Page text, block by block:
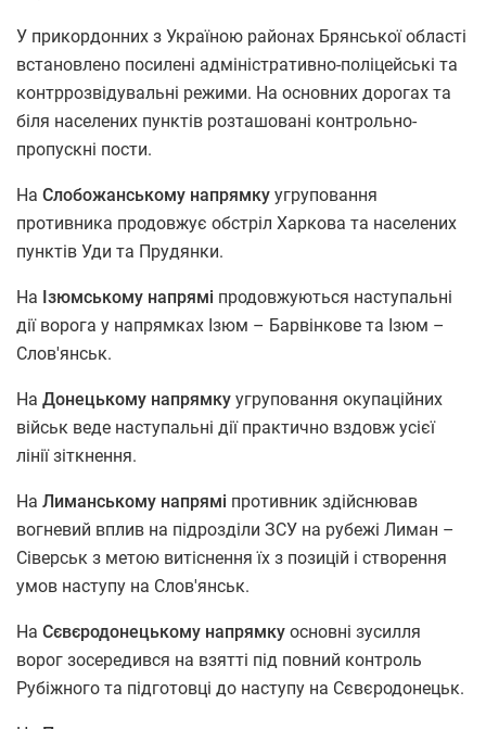
У прикордонних з Україною районах Брянської області
встановлено посилені адміністративно-поліцейські та
контррозвідувальні режими. На основних дорогах та
біля населених пунктів розташовані контрольно-
пропускні пости.
На Слобожанському напрямку угруповання
противника продовжує обстріл Харкова та населених
пунктів Уди та Прудянки.
На Ізюмському напрямі продовжуються наступальні
дії ворога у напрямках Ізюм – Барвінкове та Ізюм –
Слов'янськ.
На Донецькому напрямку угруповання окупаційних
військ веде наступальні дії практично вздовж усієї
лінії зіткнення.
На Лиманському напрямі противник здійснював
вогневий вплив на підрозділи ЗСУ на рубежі Лиман –
Сіверськ з метою витіснення їх з позицій і створення
умов наступу на Слов'янськ.
На Сєвєродонецькому напрямку основні зусилля
ворог зосередився на взятті під повний контроль
Рубіжного та підготовці до наступу на Сєвєродонецьк.